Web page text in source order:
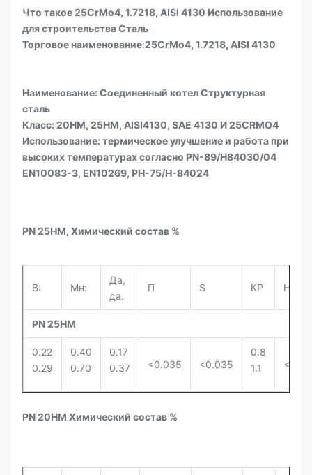
Что такое 25CrMo4, 1.7218, AISI 4130 Использование
для строительства Сталь
Торговое наименование:25CrMo4, 1.7218, AISI 4130
Наименование: Соединенный котел Структурная
сталь
Класс: 20HM, 25HM, AISI4130, SAE 4130 И 25CRMO4
Использование: термическое улучшение и работа при
высоких температурах согласно PN-89/H84030/04
EN10083-3, EN10269, PH-75/H-84024
PN 25HM, Химический состав %
В: Мн:
Да,
да.
П S КР Ни.
PN 25HM
0.22
0.29
0.40
0.70
0.17
0.37
<0.035 <0.035
0.8
1.1
<0.3
PN 20HM Химический состав %